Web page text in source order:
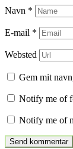
Navn *
E-mail *
Websted
Gem mit
Notify me of
Notify me of